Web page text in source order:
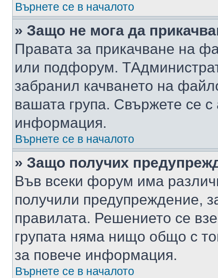
Върнете се в началото
» Защо не мога да
Правата за прикачване на
или подфорум.
забранил качването на
вашата група. Свържете се
информация.
Върнете се в началото
» Защо получих
Във всеки форум има
получили предупреждение,
правилата. Решението се
групата няма нищо общо с
за повече информация.
Върнете се в началото